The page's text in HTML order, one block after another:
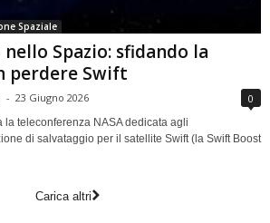
Spaziale
Spazio: sfidando la
perdere Swift
- 23 Giugno 2026 0
la teleconferenza NASA dedicata agli
di salvataggio per il satellite Swift (la Swift Boost
Carica altri